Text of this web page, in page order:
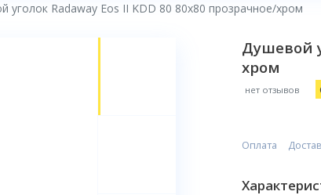
уголок Radaway Eos II KDD 80 80х80 прозрачное/хром
Душевой
хром
нет отзывов
Оплата